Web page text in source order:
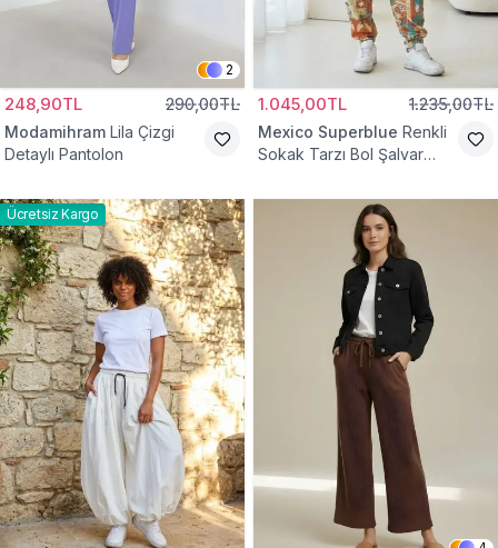
2
248,90TL 290,00TL
Modamihram Lila Çizgi
Detaylı Pantolon
1.045,00TL 1.235,00TL
Mexico Superblue Renkli
Sokak Tarzı Bol Şalvar
Ücretsiz Kargo